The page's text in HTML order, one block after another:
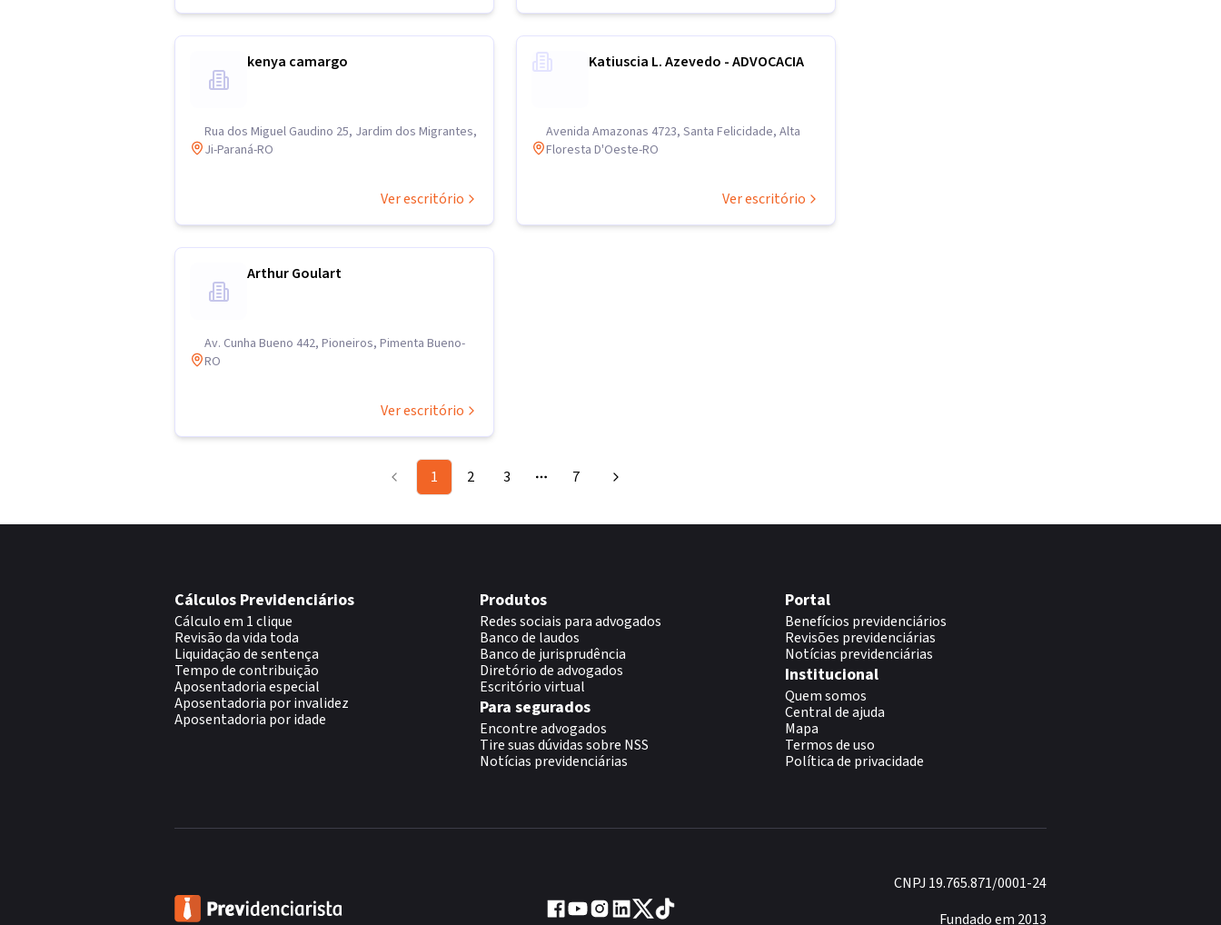
kenya camargo
Rua dos Miguel Gaudino 25, Jardim dos Migrantes,
Ji-Paraná-RO
Ver escritório
Katiuscia L. Azevedo - ADVOCACIA
Avenida Amazonas 4723, Santa Felicidade, Alta
Floresta D'Oeste-RO
Ver escritório
Arthur Goulart
Av. Cunha Bueno 442, Pioneiros, Pimenta Bueno-
RO
Ver escritório
1 2 3 More pages
7
Cálculos Previdenciários
Cálculo em 1 clique
Revisão da vida toda
Liquidação de sentença
Tempo de contribuição
Aposentadoria especial
Aposentadoria por invalidez
Aposentadoria por idade
Produtos
Redes sociais para advogados
Banco de laudos
Banco de jurisprudência
Diretório de advogados
Escritório virtual
Para segurados
Encontre advogados
Tire suas dúvidas sobre NSS
Notícias previdenciárias
Portal
Benefícios previdenciários
Revisões previdenciárias
Notícias previdenciárias
Institucional
Quem somos
Central de ajuda
Mapa
Termos de uso
Política de privacidade
CNPJ 19.765.871/0001-24
Fundado em 2013